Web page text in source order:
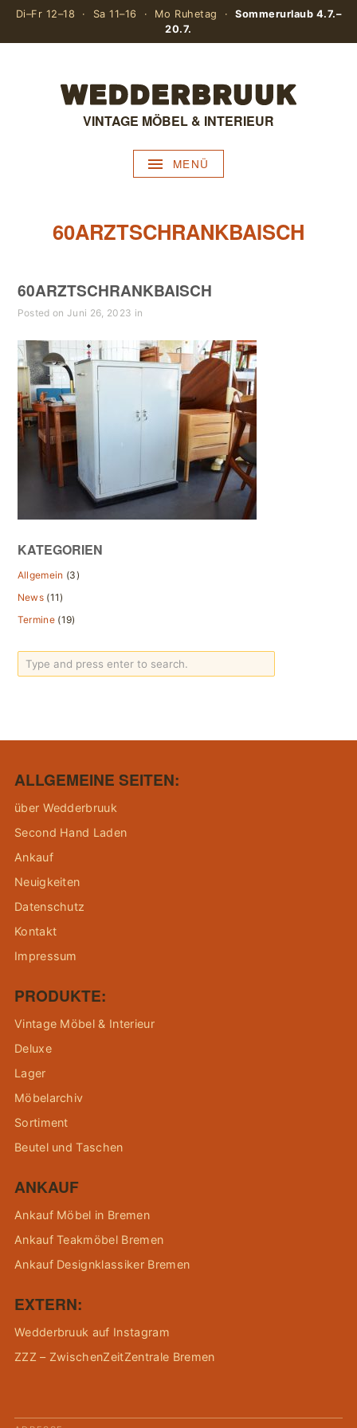
Di–Fr 12–18 · Sa 11–16 · Mo Ruhetag ·Sommerurlaub 4.7.–
20.7.
VINTAGE MÖBEL & INTERIEUR
MENÜ
60ARZTSCHRANKBAISCH
60ARZTSCHRANKBAISCH
Posted on Juni 26, 2023 in
KATEGORIEN
Allgemein (3)
News (11)
Termine (19)
ALLGEMEINE SEITEN:
über Wedderbruuk
Second Hand Laden
Ankauf
Neuigkeiten
Datenschutz
Kontakt
Impressum
PRODUKTE:
Vintage Möbel & Interieur
Deluxe
Lager
Möbelarchiv
Sortiment
Beutel und Taschen
ANKAUF
Ankauf Möbel in Bremen
Ankauf Teakmöbel Bremen
Ankauf Designklassiker Bremen
EXTERN:
Wedderbruuk auf Instagram
ZZZ – ZwischenZeitZentrale Bremen